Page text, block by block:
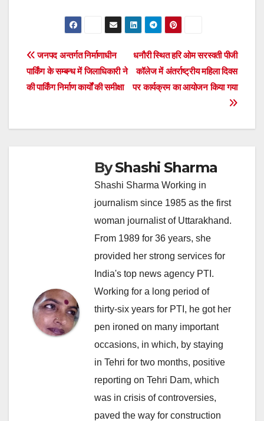
Post
navigation
धनौरी स्थित हरि ओम सरस्वती पीजी
कॉलेज में अंतर्राष्ट्रीय महिला दिवस
पर कार्यक्रम का आयोजन किया गया
जनपद अन्तर्गत निर्माणाधीन
पार्किंग के सम्बन्ध में जिलाधिकारी ने
की पार्किंग निर्माण कार्यों की समीक्षा
ByShashi Sharma
Shashi Sharma Working in
journalism since 1985 as the first
woman journalist of Uttarakhand.
From 1989 for 36 years, she
provided her strong services for
India's top news agency PTI.
Working for a long period of
thirty-six years for PTI, he got her
pen ironed on many important
occasions, in which, by staying
in Tehri for two months, positive
reporting on Tehri Dam, which
was in crisis of controversies,
paved the way for construction